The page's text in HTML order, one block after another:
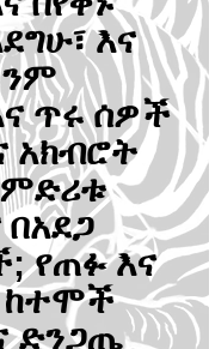
እና
ጥሩ ሰዎች
አክብሮት
ምድሪቱ
የጠፉ እና
ከተሞች
ድንጋጤ